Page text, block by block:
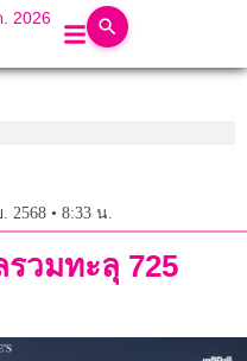
2026
2568 • 8:33 น.
วมทะลุ 725